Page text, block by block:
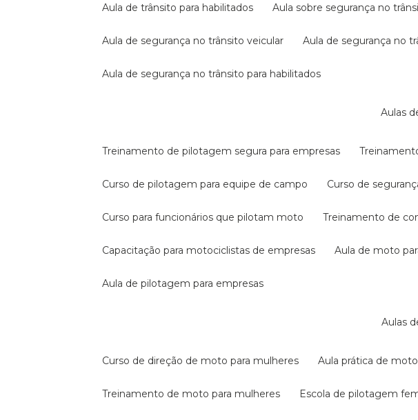
aula de trânsito para habilitados aula sobre segurança no
aula de segurança no trânsito veicular aula de segurança no
aula de segurança no trânsito para habilitados
aulas
treinamento de pilotagem segura para empresas
curso de pilotagem para equipe de campo curso de
curso para funcionários que pilotam moto treinamento de
capacitação para motociclistas de empresas aula de moto
aula de pilotagem para empresas
aulas
curso de direção de moto para mulheres aula prática de
treinamento de moto para mulheres escola de pilotagem